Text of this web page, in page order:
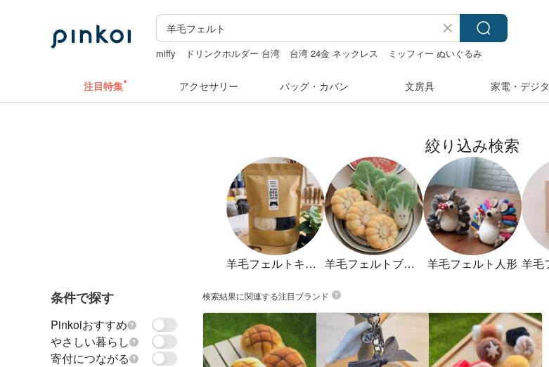
miffy ドリンクホルダー 台湾 台湾 24金 ネックレス
ミッフィー ぬいぐるみ
注目特集 アクセサリー バッグ・カバン 文房具 家電・デジ
絞り込み検索
羊毛フェルトキット 羊毛フェルトブローチ 羊毛フェルト人形
条件で探す
Pinkoiおすすめ
やさしい暮らし
寄付につながる
検索結果に関連する注目ブランド